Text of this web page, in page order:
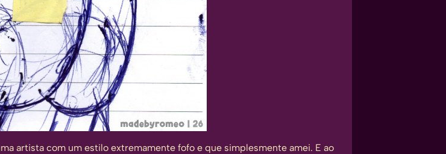
artista com um estilo extremamente fofo e que simplesmente amei. E ao